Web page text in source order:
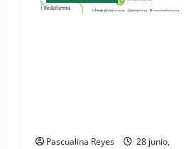
Pascualina Reyes
28 junio,